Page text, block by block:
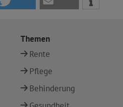
Themen
Rente
Pflege
Behinderung